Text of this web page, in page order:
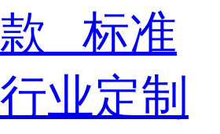
款 标准
业定制